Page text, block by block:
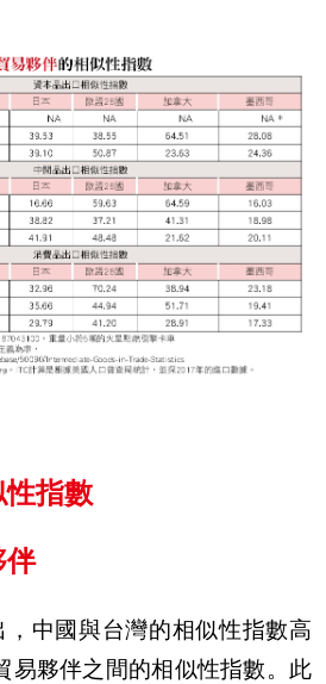
性指數
伴
，中國與台灣的相似性指數高
易夥伴之間的相似性指數。此